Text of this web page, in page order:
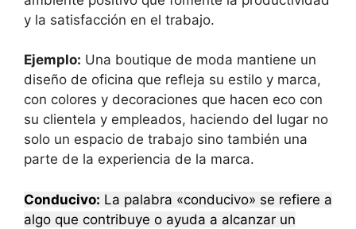
y la satisfacción en el trabajo.
Ejemplo: Una boutique de moda mantiene un
diseño de oficina que refleja su estilo y marca,
con colores y decoraciones que hacen eco con
su clientela y empleados, haciendo del lugar no
solo un espacio de trabajo sino también una
parte de la experiencia de la marca.
Conducivo: La palabra «conducivo» se refiere a
algo que contribuye o ayuda a alcanzar un